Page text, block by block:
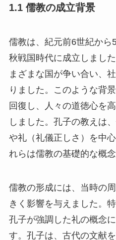
1.1 儒教の成立背景
儒教は、紀元前6世紀から
秋戦国時代に成立しまし
まざまな国が争い合い、
りました。このような背
回復し、人々の道徳心を
しました。孔子の教えは
や礼（礼儀正しさ）を中
れらは儒教の基礎的な概
儒教の形成には、当時の
きく影響を与えました。
孔子が強調した礼の概念
す。孔子は、古代の文献